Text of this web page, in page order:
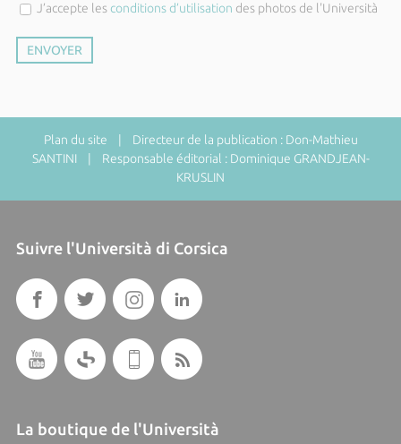
J’accepte lesconditions d’utilisation des photos de l'Università
Plan du site | Directeur de la publication : Don-Mathieu
SANTINI | Responsable éditorial : Dominique GRANDJEAN-
KRUSLIN
Suivre l'Università di Corsica
La boutique de l'Università